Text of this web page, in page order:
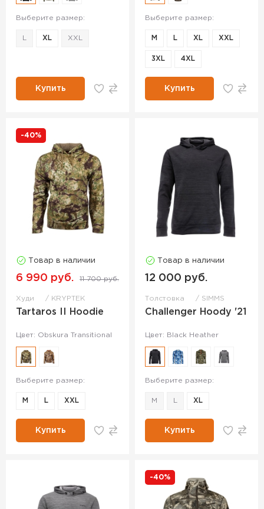
Выберите размер:
XL XXL
Купить
Выберите размер:
M L XL XXL
3XL 4XL
Купить
-40%
Товар в наличии
6 990 руб. 11 700 руб.
Худи KRYPTEK
Tartaros II Hoodie
Цвет: Obskura Transitional
Выберите размер:
M L XXL
Купить
Товар в наличии
12 000 руб.
Толстовка SIMMS
Challenger Hoody '21
Цвет: Black Heather
Выберите размер:
M XL
Купить
-40%